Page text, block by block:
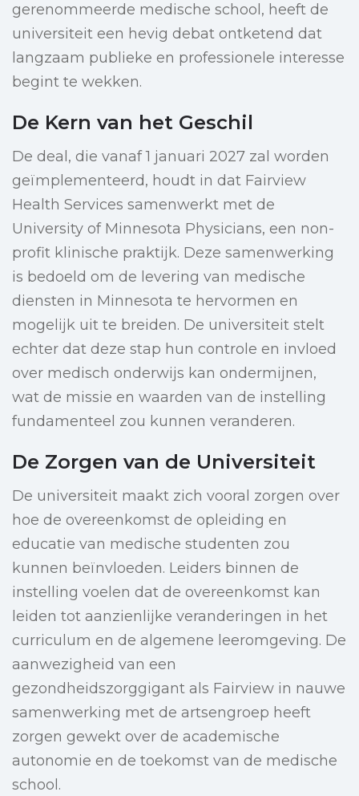
gerenommeerde medische school, heeft de
universiteit een hevig debat ontketend dat
langzaam publieke en professionele interesse
begint te wekken.
De Kern van het Geschil
De deal, die vanaf 1 januari 2027 zal worden
geïmplementeerd, houdt in dat Fairview
Health Services samenwerkt met de
University of Minnesota Physicians, een non-
profit klinische praktijk. Deze samenwerking
is bedoeld om de levering van medische
diensten in Minnesota te hervormen en
mogelijk uit te breiden. De universiteit stelt
echter dat deze stap hun controle en invloed
over medisch onderwijs kan ondermijnen,
wat de missie en waarden van de instelling
fundamenteel zou kunnen veranderen.
De Zorgen van de Universiteit
De universiteit maakt zich vooral zorgen over
hoe de overeenkomst de opleiding en
educatie van medische studenten zou
kunnen beïnvloeden. Leiders binnen de
instelling voelen dat de overeenkomst kan
leiden tot aanzienlijke veranderingen in het
curriculum en de algemene leeromgeving. De
aanwezigheid van een
gezondheidszorggigant als Fairview in nauwe
samenwerking met de artsengroep heeft
zorgen gewekt over de academische
autonomie en de toekomst van de medische
school.